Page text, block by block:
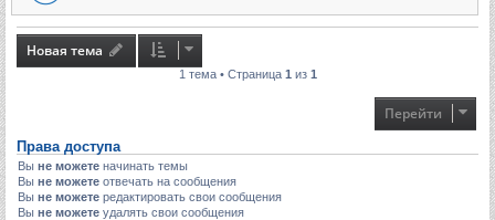
Новая тема
1 тема • Страница 1 из 1
Перейти
Права доступа
Вы не можете начинать темы
Вы не можете отвечать на сообщения
Вы не можете редактировать свои сообщения
Вы не можете удалять свои сообщения